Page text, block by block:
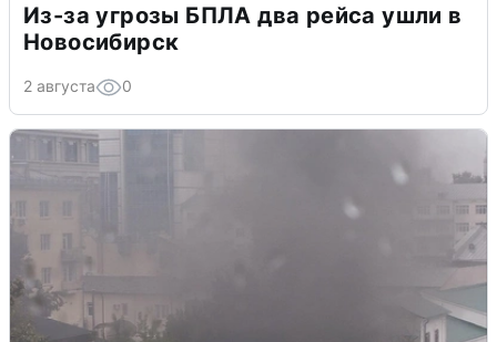
Из-за угрозы БПЛА два рейса ушли в
Новосибирск
2 августа 0